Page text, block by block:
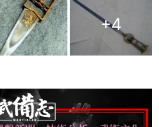
+4